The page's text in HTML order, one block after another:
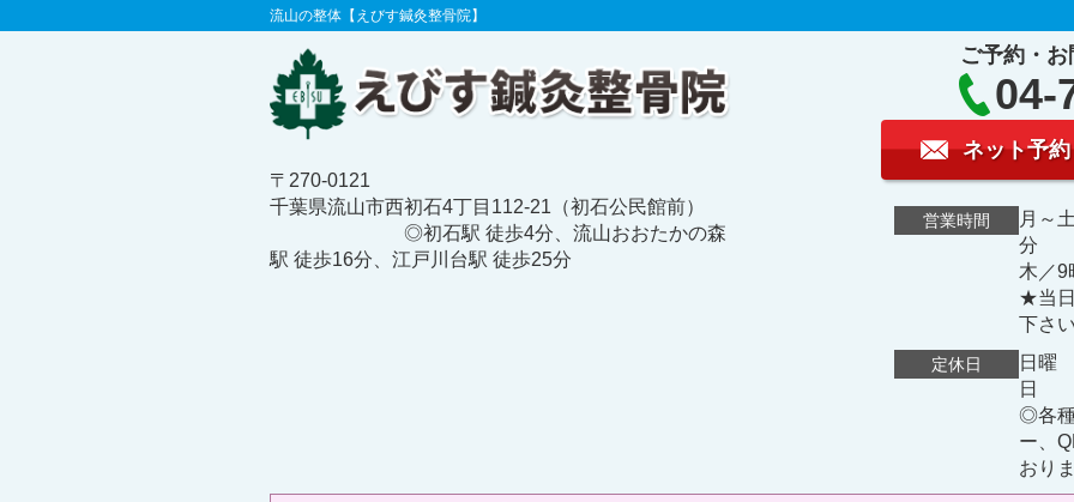
流山の整体【えびす鍼灸整骨院】
〒270-0121
千葉県流山市西初石4丁目112-21（初石公民館前）
◎初石駅 徒歩4分、流山おおたかの森
駅 徒歩16分、江戸川台駅 徒歩25分
ご予約・
04-
ネット予約
営業時間
月～
分
木／9
★当
下さ
定休日
日曜
◎各種
ー、
おり